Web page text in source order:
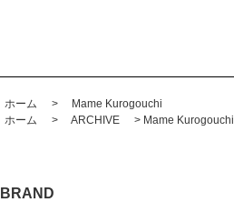
ホーム >
Mame Kurogouchi
ホーム
> ARCHIVE > Mame Kurogouchi
BRAND